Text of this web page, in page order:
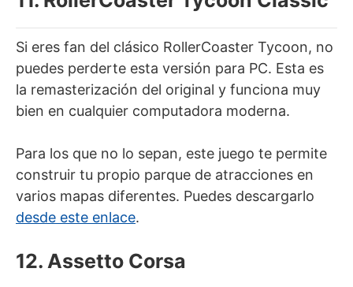
Si eres fan del clásico RollerCoaster Tycoon, no
puedes perderte esta versión para PC. Esta es
la remasterización del original y funciona muy
bien en cualquier computadora moderna.
Para los que no lo sepan, este juego te permite
construir tu propio parque de atracciones en
varios mapas diferentes. Puedes descargarlo
desde este enlace.
12. Assetto Corsa